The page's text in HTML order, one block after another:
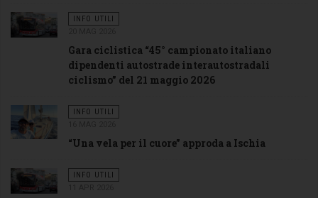
INFO UTILI
Gara ciclistica “45° campionato italiano
dipendenti autostrade interautostradali
ciclismo” del 21 maggio 2026
INFO UTILI
“Una vela per il cuore” approda a Ischia
INFO UTILI